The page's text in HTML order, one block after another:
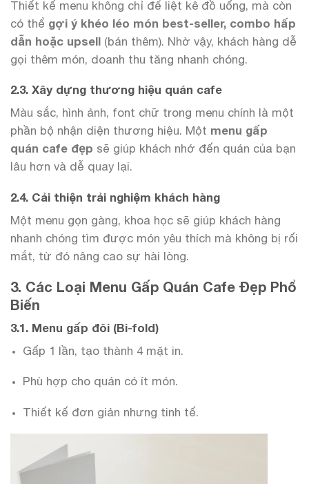
Thiết kế menu không chỉ để liệt kê đồ uống, mà còn
có thể gợi ý khéo léo món best-seller, combo hấp
dẫn hoặc upsell (bán thêm). Nhờ vậy, khách hàng dễ
gọi thêm món, doanh thu tăng nhanh chóng.
2.3. Xây dựng thương hiệu quán cafe
Màu sắc, hình ảnh, font chữ trong menu chính là một
phần bộ nhận diện thương hiệu. Một menu gấp
quán cafe đẹp sẽ giúp khách nhớ đến quán của bạn
lâu hơn và dễ quay lại.
2.4. Cải thiện trải nghiệm khách hàng
Một menu gọn gàng, khoa học sẽ giúp khách hàng
nhanh chóng tìm được món yêu thích mà không bị rối
mắt, từ đó nâng cao sự hài lòng.
3. Các Loại Menu Gấp Quán Cafe Đẹp Phổ
Biến
3.1. Menu gấp đôi (Bi-fold)
Gấp 1 lần, tạo thành 4 mặt in.
Phù hợp cho quán có ít món.
Thiết kế đơn giản nhưng tinh tế.